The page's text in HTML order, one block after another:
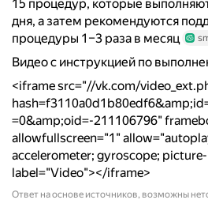
15 процедур, которые
дня, а затем рекомендуются
процедуры 1–3 раза в месяц
Видео с инструкцией по
<iframe src="//vk.com/
=0&amp;oid=-211106796"
allowfullscreen="1"
accelerometer; gyroscope;
label="Video"></iframe>
Ответ на основе источников, возможны